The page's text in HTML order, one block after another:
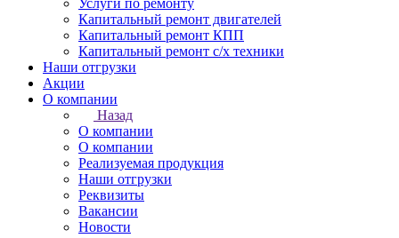
Услуги по ремонту
Капитальный ремонт двигателей
Капитальный ремонт КПП
Капитальный ремонт с/х техники
Наши отгрузки
Акции
О компании
Назад
О компании
О компании
Реализуемая продукция
Наши отгрузки
Реквизиты
Вакансии
Новости